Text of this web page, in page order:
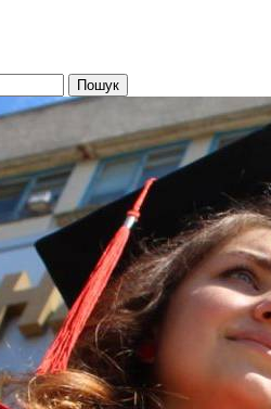
Пошук